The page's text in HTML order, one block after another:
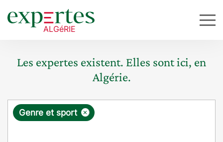
Les expertes existent. Elles sont ici, en
Algérie.
R
×
Genre et sport